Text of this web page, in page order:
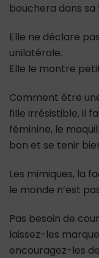
bouchera dans
Elle ne déclare
unilatérale.
Elle le montre
Comment être
fille irrésistible, il
féminine, le
bon et se tenir
Les mimiques, la
le monde n’est
Pas besoin de
laissez-les
encouragez-les